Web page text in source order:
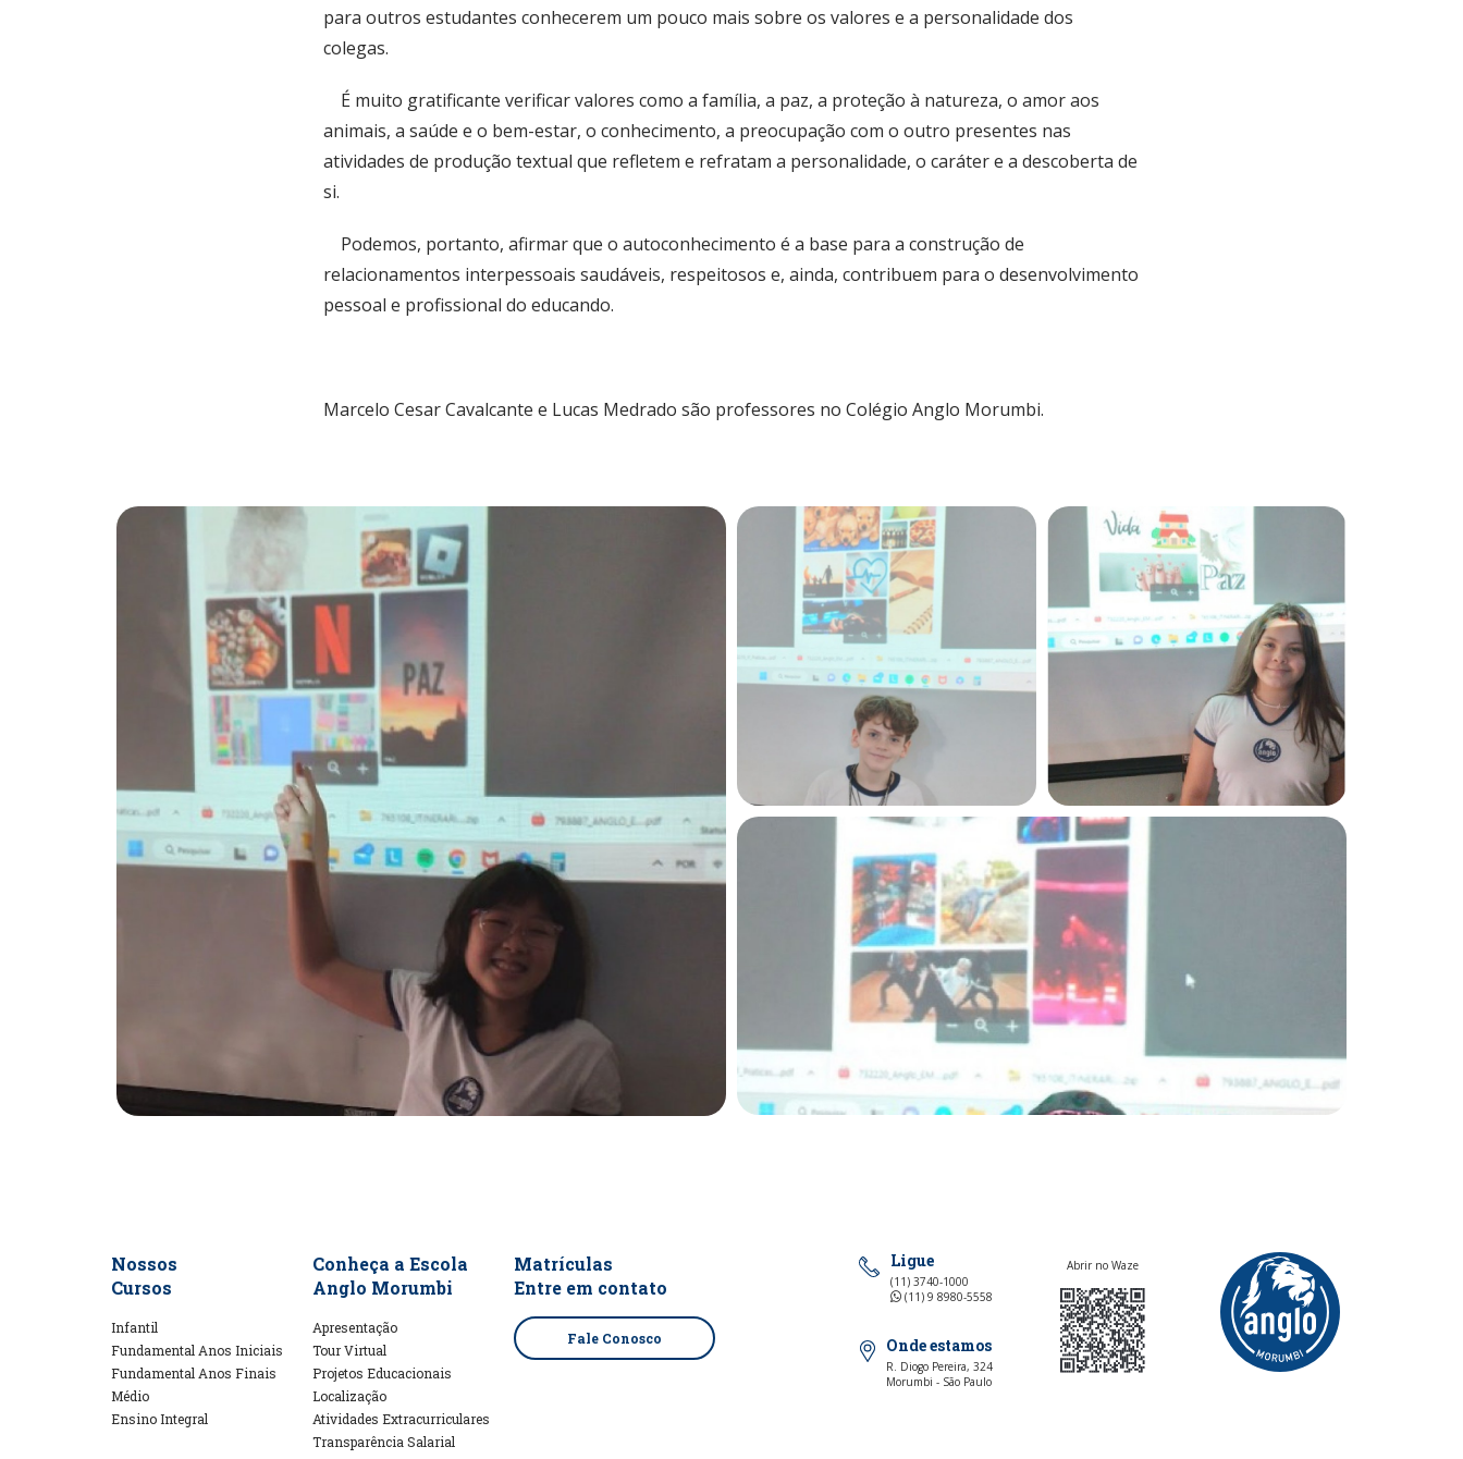
para outros estudantes conhecerem um pouco mais sobre os valores e a personalidade dos
colegas.
É muito gratificante verificar valores como a família, a paz, a proteção à natureza, o amor aos
animais, a saúde e o bem-estar, o conhecimento, a preocupação com o outro presentes nas
atividades de produção textual que refletem e refratam a personalidade, o caráter e a descoberta de
si.
Podemos, portanto, afirmar que o autoconhecimento é a base para a construção de
relacionamentos interpessoais saudáveis, respeitosos e, ainda, contribuem para o desenvolvimento
pessoal e profissional do educando.
Marcelo Cesar Cavalcante e Lucas Medrado são professores no Colégio Anglo Morumbi.
Nossos
Cursos
Infantil
Fundamental Anos Iniciais
Fundamental Anos Finais
Médio
Ensino Integral
Conheça a Escola
Anglo Morumbi
Apresentação
Tour Virtual
Projetos Educacionais
Localização
Atividades Extracurriculares
Transparência Salarial
Matrículas
Entre em contato
Fale Conosco
Ligue
(11) 3740-1000
(11) 9 8980-5558
Onde estamos
R. Diogo Pereira, 324
Morumbi - São Paulo
Abrir no Waze